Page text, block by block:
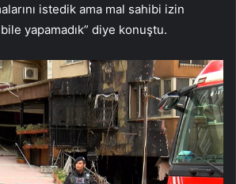
istedik ama mal sahibi izin
yapamadık” diye konuştu.